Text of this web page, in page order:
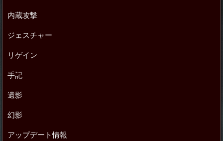
内蔵攻撃
ジェスチャー
リゲイン
手記
遺影
幻影
アップデート情報